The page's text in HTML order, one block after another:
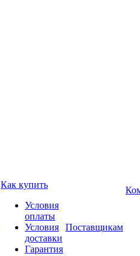
Как купить
Условия
оплаты
Условия
доставки
Гарантия
Поставщикам